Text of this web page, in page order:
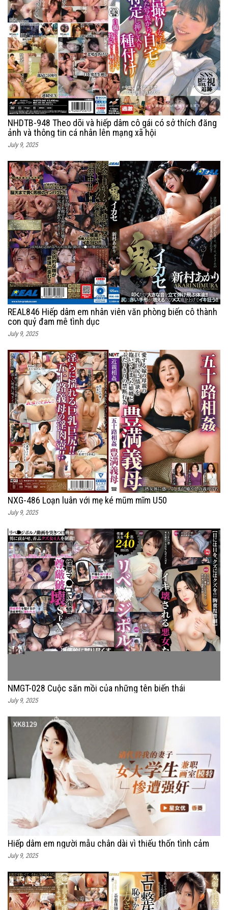
NHDTB-948 Theo dõi và hiếp dâm cô gái có sở thích đăng
ảnh và thông tin cá nhân lên mạng xã hội
July 9, 2025
REAL846 Hiếp dâm em nhân viên văn phòng biến cô thành
con quỷ đam mê tình dục
July 9, 2025
NXG-486 Loạn luân với mẹ ké mũm mĩm U50
July 9, 2025
NMGT-028 Cuộc săn mồi của những tên biến thái
July 9, 2025
Hiếp dâm em người mẫu chân dài vì thiếu thốn tình cảm
July 9, 2025